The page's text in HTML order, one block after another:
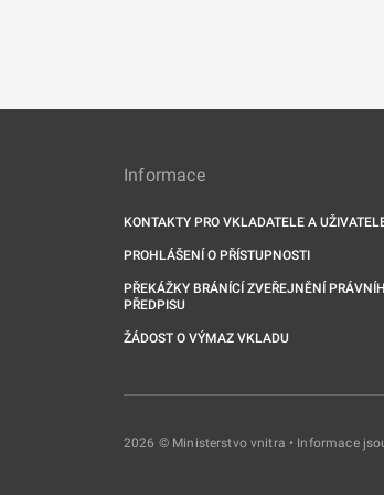
Informace
KONTAKTY PRO VKLADATELE A
PROHLÁŠENÍ O PŘÍSTUPNOSTI
PŘEKÁŽKY BRÁNÍCÍ ZVEŘEJNĚNÍ
PŘEDPISU
ŽÁDOST O VÝMAZ VKLADU
2026 © Ministerstvo vnitra • Informace